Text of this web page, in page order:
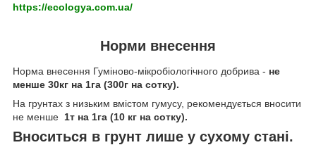
https://ecologya.com.ua/
Норми внесення
Норма внесення Гуміново-мікробіологічного добрива - не
менше 30кг на 1га (300г на сотку).
На грунтах з низьким вмістом гумусу, рекомендується вносити
не менше 1т на 1га (10 кг на сотку).
Вноситься в грунт лише у сухому стані.